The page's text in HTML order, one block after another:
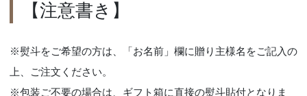
【注意書き】
※熨斗をご希望の方は、「お名前」欄に贈り主様名をご記入の
上、ご注文ください。
※包装ご不要の場合は、ギフト箱に直接の熨斗貼付となりま